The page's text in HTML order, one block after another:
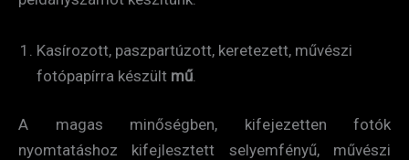
Kasírozott, paszpartúzott, keretezett, művészi
fotópapírra készült mű.
A magas minőségben, kifejezetten fotók
nyomtatáshoz kifejlesztett selyemfényű, művészi